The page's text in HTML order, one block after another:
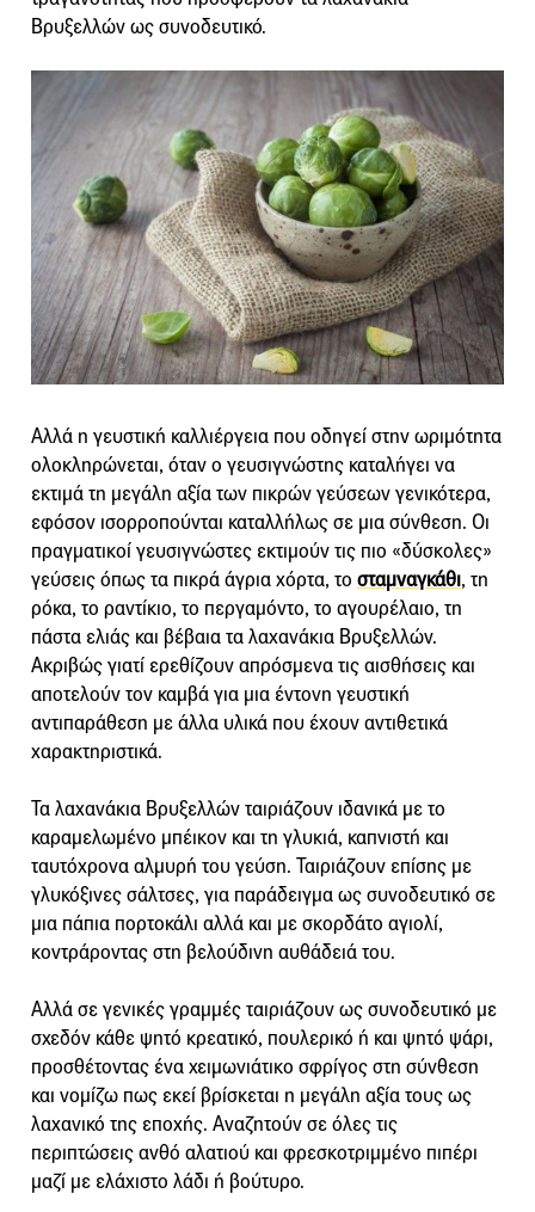
Βρυξελλών ως συνοδευτικό.
Αλλά η γευστική καλλιέργεια που οδηγεί στην ωριμότητα
ολοκληρώνεται, όταν ο γευσιγνώστης καταλήγει να
εκτιμά τη μεγάλη αξία των πικρών γεύσεων γενικότερα,
εφόσον ισορροπούνται καταλλήλως σε μια σύνθεση. Οι
πραγματικοί γευσιγνώστες εκτιμούν τις πιο «δύσκολες»
γεύσεις όπως τα πικρά άγρια χόρτα, το σταμναγκάθι, τη
ρόκα, το ραντίκιο, το περγαμόντο, το αγουρέλαιο, τη
πάστα ελιάς και βέβαια τα λαχανάκια Βρυξελλών.
Ακριβώς γιατί ερεθίζουν απρόσμενα τις αισθήσεις και
αποτελούν τον καμβά για μια έντονη γευστική
αντιπαράθεση με άλλα υλικά που έχουν αντιθετικά
χαρακτηριστικά.
Τα λαχανάκια Βρυξελλών ταιριάζουν ιδανικά με το
καραμελωμένο μπέικον και τη γλυκιά, καπνιστή και
ταυτόχρονα αλμυρή του γεύση. Ταιριάζουν επίσης με
γλυκόξινες σάλτσες, για παράδειγμα ως συνοδευτικό σε
μια πάπια πορτοκάλι αλλά και με σκορδάτο αγιολί,
κοντράροντας στη βελούδινη αυθάδειά του.
Αλλά σε γενικές γραμμές ταιριάζουν ως συνοδευτικό με
σχεδόν κάθε ψητό κρεατικό, πουλερικό ή και ψητό ψάρι,
προσθέτοντας ένα χειμωνιάτικο σφρίγος στη σύνθεση
και νομίζω πως εκεί βρίσκεται η μεγάλη αξία τους ως
λαχανικό της εποχής. Αναζητούν σε όλες τις
περιπτώσεις ανθό αλατιού και φρεσκοτριμμένο πιπέρι
μαζί με ελάχιστο λάδι ή βούτυρο.